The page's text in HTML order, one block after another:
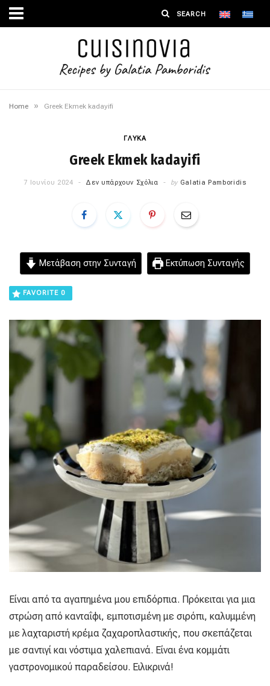
Home » Greek Ekmek kadayifi
ΓΛΥΚΑ
Greek Ekmek kadayifi
7 Ιουνίου 2024 Δεν υπάρχουν Σχόλια by Galatia Pamboridis
Μετάβαση στην Συνταγή Εκτύπωση Συνταγής
FAVORITE 0
Είναι από τα αγαπημένα μου επιδόρπια. Πρόκειται για μια
στρώση από κανταΐφι, εμποτισμένη με σιρόπι, καλυμμένη
με λαχταριστή κρέμα ζαχαροπλαστικής, που σκεπάζεται
με σαντιγί και νόστιμα χαλεπιανά. Είναι ένα κομμάτι
γαστρονομικού παραδείσου. Ειλικρινά!